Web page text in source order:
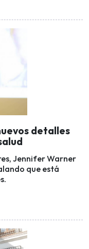
detalles
Jennifer Warner
que está